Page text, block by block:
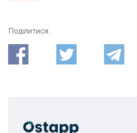
Поділитися: